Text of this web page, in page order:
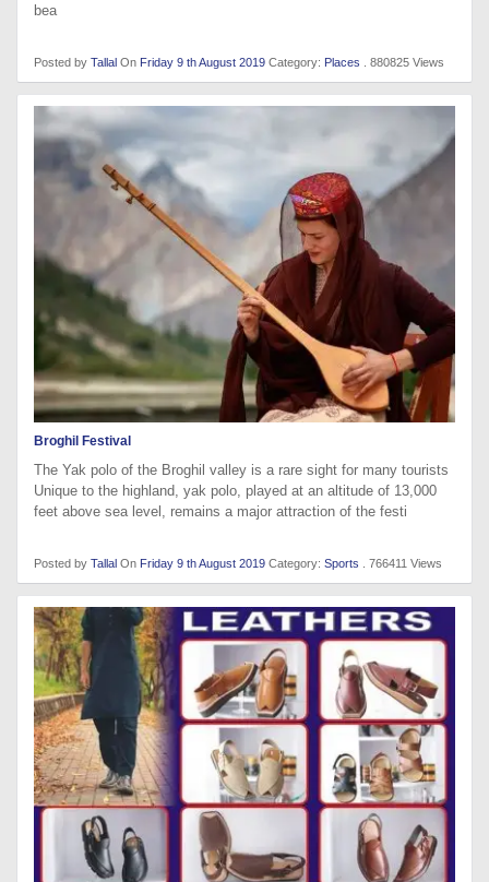
bea
Posted by Tallal On Friday 9 th August 2019 Category: Places . 880825 Views
Broghil Festival
The Yak polo of the Broghil valley is a rare sight for many tourists
Unique to the highland, yak polo, played at an altitude of 13,000
feet above sea level, remains a major attraction of the festi
Posted by Tallal On Friday 9 th August 2019 Category: Sports . 766411 Views